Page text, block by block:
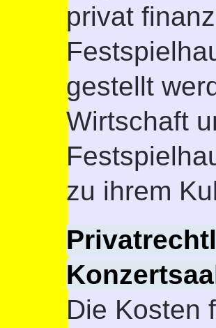
privat
gestellt
Wirtschaft
zu ihrem
Die Kosten